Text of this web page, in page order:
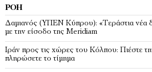
ΡΟΉ
Δαμιανός (ΥΠΕΝ Κύπρου): «Τεράστια νέα
με την είσοδο της Meridiam
Ιράν προς τις χώρες του Κόλπου: Πιέστε
πληρώσετε το τίμημα